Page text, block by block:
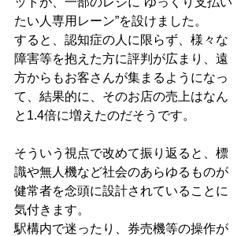
たい人専用レーン”を設けました。
すると、認知症の人に限らず、様々な
障害等を抱えた方に評判が広まり、遠
方からもお客さんが集まるようになっ
て、結果的に、そのお店の売上はなん
と1.4倍に増えたのだそうです。
そういう視点で改めて振り返ると、標
識や無人機など社会のあらゆるものが
健常者を念頭に設計されていることに
気付きます。
駅構内で迷ったり、券売機等の操作が